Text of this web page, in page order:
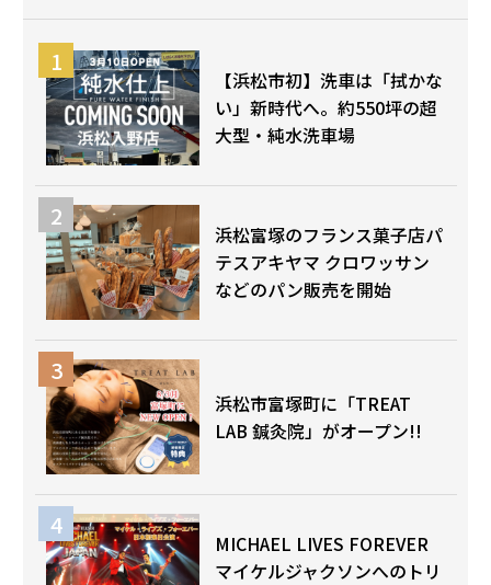
【浜松市初】洗車は「拭かな
い」新時代へ。約550坪の超
大型・純水洗車場
浜松富塚のフランス菓子店パ
テスアキヤマ クロワッサン
などのパン販売を開始
浜松市富塚町に「TREAT
LAB 鍼灸院」がオープン!!
MICHAEL LIVES FOREVER
マイケルジャクソンへのトリ